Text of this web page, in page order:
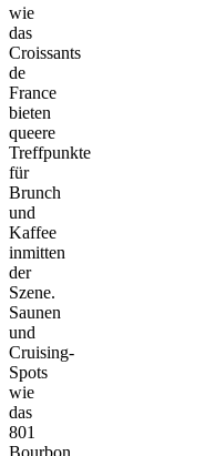
wie
das
Croissants
de
France
bieten
queere
Treffpunkte
für
Brunch
und
Kaffee
inmitten
der
Szene.
Saunen
und
Cruising-
Spots
wie
das
801